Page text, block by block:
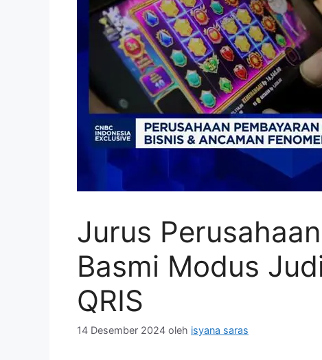
Jurus
Basmi Modus
QRIS
14 Desember 2024 oleh isyana saras